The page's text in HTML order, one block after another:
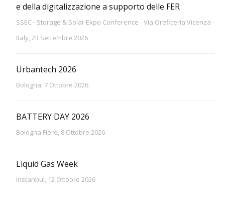
e della digitalizzazione a supporto delle FER
SSEC - Storage & Solar Expo Conference - Via Oreficeria Vicenza -
Italy, 23 Settembre 2026
Urbantech 2026
Bologna, 7 Ottobre 2026
BATTERY DAY 2026
Bologna Fiere, 8 Ottobre 2026
Liquid Gas Week
Instanbul, 12 Ottobre 2026